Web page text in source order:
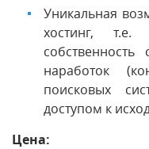
Уникальная
хостинг,
наработок
поисковых
доступом к
Цена: